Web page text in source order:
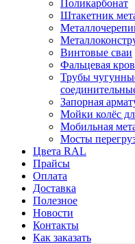
Поликарбонат
Штакетник
Винтовые сваи
Фальцевая
Трубы
Запорная
Мойки колёс
Мобильная
Мосты
Цвета RAL
Прайсы
Оплата
Доставка
Полезное
Новости
Контакты
Как заказать